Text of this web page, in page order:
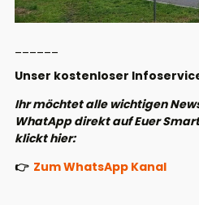
Unser kostenloser
Ihr möchtet alle wichtigen
WhatApp direkt auf Euer
klickt hier:
👉 Zum WhatsApp Kanal